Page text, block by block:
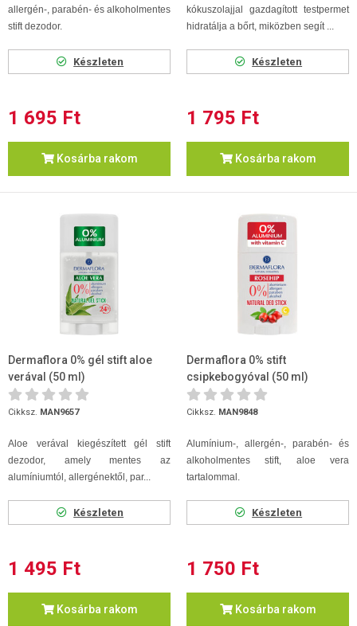
allergén-, parabén- és alkoholmentes
stift dezodor.
Készleten
1 695 Ft
Kosárba rakom
kókuszolajjal gazdagított testpermet
hidratálja a bőrt, miközben segít ...
Készleten
1 795 Ft
Kosárba rakom
Dermaflora 0% gél stift aloe
verával (50 ml)
Cikksz. MAN9657
Aloe verával kiegészített gél stift
dezodor, amely mentes az
alumíniumtól, allergénektől, par...
Készleten
1 495 Ft
Kosárba rakom
Dermaflora 0% stift
csipkebogyóval (50 ml)
Cikksz. MAN9848
Alumínium-, allergén-, parabén- és
alkoholmentes stift, aloe vera
tartalommal.
Készleten
1 750 Ft
Kosárba rakom